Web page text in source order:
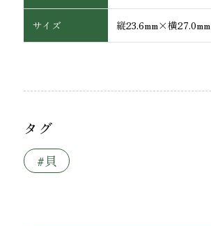
ワッペン・腕章
サイズ 縦23.6mm×横27.0mm
タグ
#貝